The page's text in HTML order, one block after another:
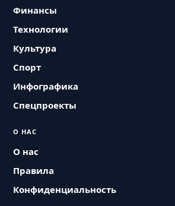
Финансы
Технологии
Культура
Спорт
Инфографика
Спецпроекты
О НАС
О нас
Правила
Конфиденциальность